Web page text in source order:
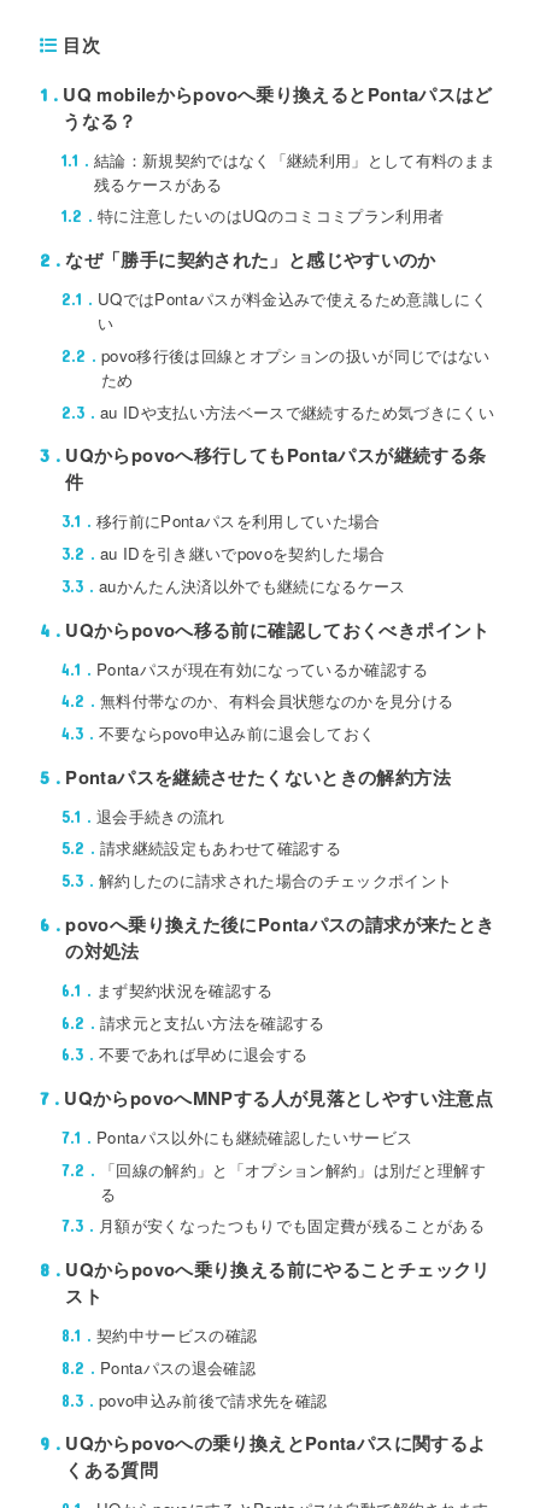
目次
1
UQ mobileからpovoへ乗り換えるとPontaパスはど
うなる？
1.1
結論：新規契約ではなく「継続利用」として有料のまま
残るケースがある
1.2 特に注意したいのはUQのコミコミプラン利用者
2 なぜ「勝手に契約された」と感じやすいのか
2.1
UQではPontaパスが料金込みで使えるため意識しにく
い
2.2
povo移行後は回線とオプションの扱いが同じではない
ため
2.3 au IDや支払い方法ベースで継続するため気づきにくい
3
UQからpovoへ移行してもPontaパスが継続する条
件
3.1 移行前にPontaパスを利用していた場合
3.2 au IDを引き継いでpovoを契約した場合
3.3 auかんたん決済以外でも継続になるケース
4 UQからpovoへ移る前に確認しておくべきポイント
4.1 Pontaパスが現在有効になっているか確認する
4.2 無料付帯なのか、有料会員状態なのかを見分ける
4.3 不要ならpovo申込み前に退会しておく
5 Pontaパスを継続させたくないときの解約方法
5.1 退会手続きの流れ
5.2 請求継続設定もあわせて確認する
5.3 解約したのに請求された場合のチェックポイント
6
povoへ乗り換えた後にPontaパスの請求が来たとき
の対処法
6.1 まず契約状況を確認する
6.2 請求元と支払い方法を確認する
6.3 不要であれば早めに退会する
7 UQからpovoへMNPする人が見落としやすい注意点
7.1 Pontaパス以外にも継続確認したいサービス
7.2
「回線の解約」と「オプション解約」は別だと理解す
る
7.3 月額が安くなったつもりでも固定費が残ることがある
8
UQからpovoへ乗り換える前にやることチェックリ
スト
8.1 契約中サービスの確認
8.2 Pontaパスの退会確認
8.3 povo申込み前後で請求先を確認
9
UQからpovoへの乗り換えとPontaパスに関するよ
くある質問